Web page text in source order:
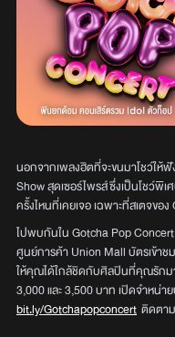
นอกจากเพลงฮิตที่จะขนมาโชว์ให้
Show สุดเซอร์ไพรส์ ซึ่งเป็นโชว์พิ
ครั้งไหนที่เคยเจอ เฉพาะที่สเตจขอ
ไปพบกันใน Gotcha Pop
ศูนย์การค้า Union Mall บัตรเข้า
ให้คุณได้ใกล้ชิดกับศิลปินที่คุณรักม
3,000 และ 3,500 บาท เปิดจำหน่
bit.ly/Gotchapopconcert ติดตา